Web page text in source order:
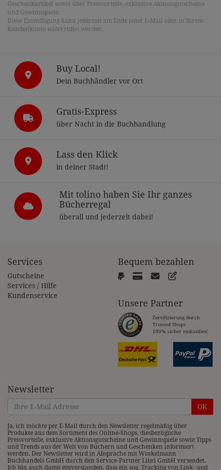
Geschenkartikel sowie über Preisvorteile, exklusive Aktionsgutscheine
und Gewinnspiele.
Diese Einwilligung kann jederzeit am Ende jeder E-Mail oder in Ihrem
Kundenkonto widerrufen werden.
Buy Local!
Dein Buchhändler vor Ort
Gratis-Express
über Nacht in die Buchhandlung
Lass den Klick
in deiner Stadt!
Mit tolino haben Sie Ihr ganzes
Bücherregal
überall und jederzeit dabei!
Services
Gutscheine
Services / Hilfe
Kundenservice
Bequem bezahlen
Unsere Partner
Zertifizierung durch
Trusted Shops
100% sicher einkaufen!
Newsletter
OK
Ja, ich möchte per E-Mail durch den Newsletter regelmäßig über
Produkte aus dem Sortiment des Online-Shops, diesbezügliche
Preisvorteile, exklusive Aktionsgutscheine und Gewinnspiele sowie Tipps
und Trends aus der Welt von Büchern und Geschenken informiert
werden. Der Newsletter wird in Absprache mit Winkelmann
Buchhandels GmbH durch den Service-Partner Libri GmbH versendet.
Ich bin auch damit einverstanden, dass ein sog. Tracking von Link- und